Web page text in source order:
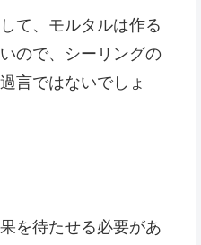
て、モルタルは作る
ので、シーリングの
言ではないでしょ
を待たせる必要があ